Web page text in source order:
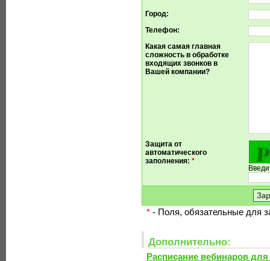
Город:
Телефон:
Какая самая главная
сложность в обработке
входящих звонков в
Вашей компании?
Защита от
автоматического
заполнения: *
*- Поля, обязательные для
Дополнительно:
Расписание вебинаров для